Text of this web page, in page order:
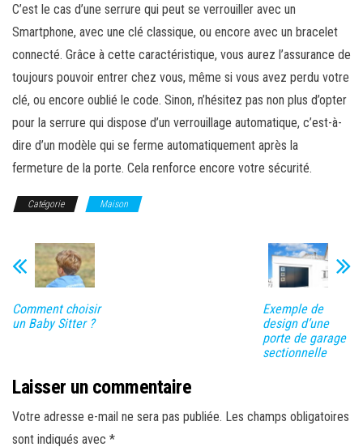
C’est le cas d’une serrure qui peut se verrouiller avec un
Smartphone, avec une clé classique, ou encore avec un bracelet
connecté. Grâce à cette caractéristique, vous aurez l’assurance de
toujours pouvoir entrer chez vous, même si vous avez perdu votre
clé, ou encore oublié le code. Sinon, n’hésitez pas non plus d’opter
pour la serrure qui dispose d’un verrouillage automatique, c’est-à-
dire d’un modèle qui se ferme automatiquement après la
fermeture de la porte. Cela renforce encore votre sécurité.
Catégorie Maison
Comment choisir
un Baby Sitter ?
Exemple de
design d’une
porte de garage
sectionnelle
Laisser un commentaire
Votre adresse e-mail ne sera pas publiée. Les champs obligatoires
sont indiqués avec *